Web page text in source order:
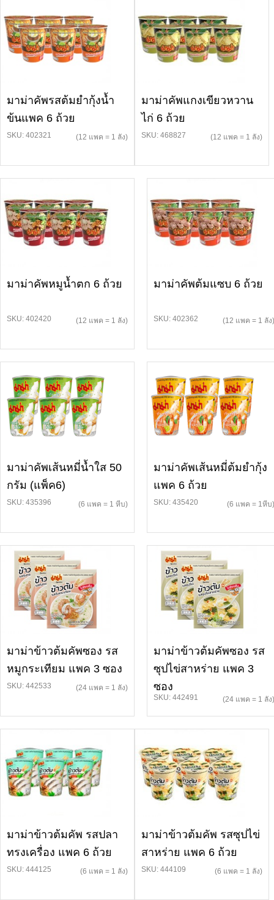
มาม่าคัพรสต้มยำกุ้งน้ำ
ข้นแพค 6 ถ้วย
SKU: 402321 (12 แพค = 1 ลัง)
มาม่าคัพแกงเขียวหวาน
ไก่ 6 ถ้วย
SKU: 468827 (12 แพค = 1 ลัง)
มาม่าคัพหมูน้ำตก 6 ถ้วย
SKU: 402420 (12 แพค = 1 ลัง)
มาม่าคัพต้มแซบ 6 ถ้วย
SKU: 402362 (12 แพค = 1 ลัง)
มาม่าคัพเส้นหมี่น้ำใส 50
กรัม (แพ็ค6)
SKU: 435396 (6 แพค = 1 หีบ)
มาม่าคัพเส้นหมี่ต้มยำกุ้ง
แพค 6 ถ้วย
SKU: 435420 (6 แพค = 1หีบ)
มาม่าข้าวต้มคัพซอง รส
หมูกระเทียม แพค 3 ซอง
SKU: 442533 (24 แพค = 1 ลัง)
มาม่าข้าวต้มคัพซอง รส
ซุปไข่สาหร่าย แพค 3
ซอง
SKU: 442491 (24 แพค = 1 ลัง)
มาม่าข้าวต้มคัพ รสปลา
ทรงเครื่อง แพค 6 ถ้วย
SKU: 444125 (6 แพค = 1 ลัง)
มาม่าข้าวต้มคัพ รสซุปไข่
สาหร่าย แพค 6 ถ้วย
SKU: 444109 (6 แพค = 1 ลัง)